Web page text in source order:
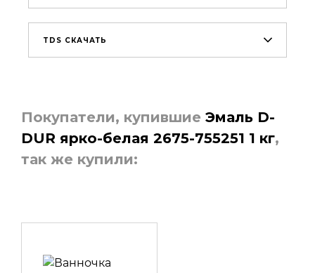
TDS СКАЧАТЬ
Покупатели, купившие Эмаль D-
DUR ярко-белая 2675-755251 1 кг​,
так же купили: